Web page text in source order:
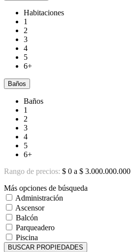
Habitaciones
1
2
3
4
5
6+
Baños
Baños
1
2
3
4
5
6+
Rango de precios: $ 0 a $ 3.000.000.000
Más opciones de búsqueda
Administración
Ascensor
Balcón
Parqueadero
Piscina
BUSCAR PROPIEDADES